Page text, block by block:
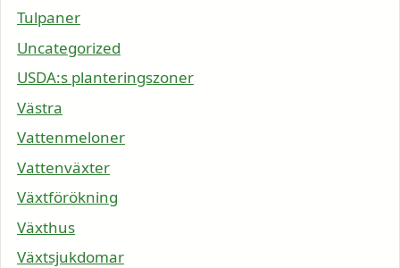
Tulpaner
Uncategorized
USDA:s planteringszoner
Västra
Vattenmeloner
Vattenväxter
Växtförökning
Växthus
Växtsjukdomar